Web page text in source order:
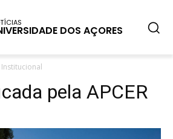
DOS AÇORES
Institucional
pela APCER